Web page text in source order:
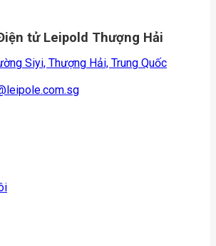
tử Leipold Thượng Hải
Siyi, Thượng Hải, Trung Quốc